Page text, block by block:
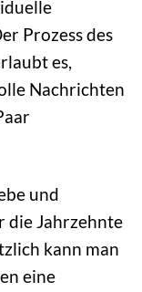
Prozess des
es,
Nachrichten
und
die Jahrzehnte
kann man
eine